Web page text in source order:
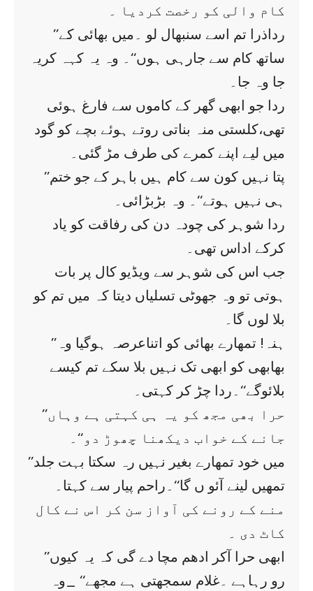
کام والی کو رخصت کردیا ۔
’’رداذرا تم اسے سنبھال لو ۔میں بھائی کے
ساتھ کام سے جارہی ہوں‘‘۔ وہ یہ کہہ کریہ
جا وہ جا۔
ردا جو ابھی گھر کے کاموں سے فارغ ہوئی
تھی،کلستی منہ بناتی روتے ہوئے بچے کو گود
میں لیے اپنے کمرے کی طرف مڑ گئی۔
’’پتا نہیں کون سے کام ہیں باہر کے جو ختم
ہی نہیں ہوتے‘‘۔ وہ بڑبڑائی۔
ردا شوہر کی چودہ دن کی رفاقت کو یاد
کرکے اداس تھی۔
جب اس کی شوہر سے ویڈیو کال پر بات
ہوتی تو وہ جھوٹی تسلیاں دیتا کہ میں تم کو
بلا لوں گا۔
’’ہنہ! تمھارے بھائی کو اتناعرصہ ہوگیا وہ
بھابھی کو ابھی تک نہیں بلا سکے تم کیسے
بلائوگے‘‘۔ردا چڑ کر کہتی۔
’’حرا بھی مجھ کو یہ ہی کہتی ہے وہاں
جانے کے خواب دیکھنا چھوڑ دو‘‘۔
’’میں خود تمھارے بغیر نہیں رہ سکتا بہت جلد
تمھیں لینے آئو ں گا‘‘۔راحم پیار سے کہتا۔
منے کے رونے کی آواز سن کر اس نے کال
کاٹ دی ۔
’’ابھی حرا آکر ادھم مچا دے گی کہ یہ کیوں
رو رہاہے ۔غلام سمجھتی ہے مجھے‘‘ _وہ